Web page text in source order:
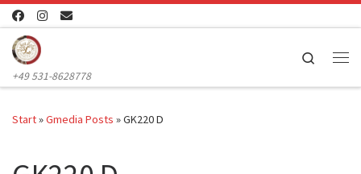
Zum Inhalt springen
+49 531-8628778
Search
Start»Gmedia Posts »GK220 D